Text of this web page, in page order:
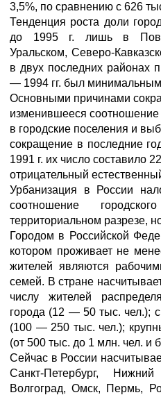
3,5%, по сравнению с 626
Тенденция роста доли
до 1995 г. лишь в
Уральском, Северо-
в двух последних районах
— 1994 гг. был
Основными причинами
изменившееся
в городские поселения и
сокращение в последние
1991 г. их число составило
отрицательный
Урбанизация в России
соотношение
территориальном разрезе,
Городом в Российской
котором проживает не
жителей являются
семей. В стране
числу жителей
города (12 — 50 тыс. чел.);
(100 — 250 тыс. чел.);
(от 500 тыс. до 1 млн. чел. и
Сейчас в России
Санкт-Петербург,
Волгоград, Омск, Пермь,